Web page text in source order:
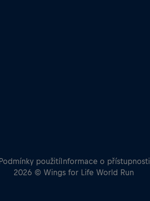
použitíInformace o přístupnosti
2026 © Wings for Life World Run